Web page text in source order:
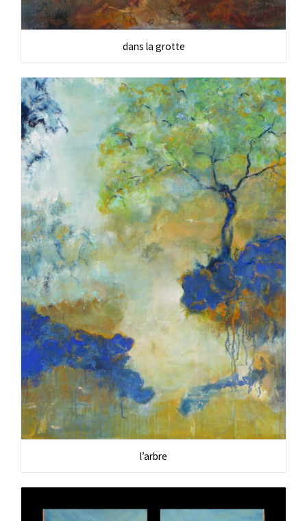
dans la grotte
l’arbre